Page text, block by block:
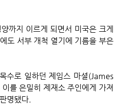
까지 이르게 되면서 미국은 크게
도 서부 개척 열기에 기름을 부은
수로 일하던 제임스 마셜(James
를 은밀히 제재소 주인에게 가져
명됐다.